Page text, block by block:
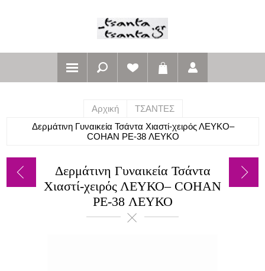
Αρχική
ΤΣΑΝΤΕΣ
Δερμάτινη Γυναικεία Τσάντα Χιαστί-χειρός ΛΕΥΚΟ–
COHAN PE-38 ΛΕΥΚΟ
Δερμάτινη Γυναικεία Τσάντα
Χιαστί-χειρός ΛΕΥΚΟ– COHAN
PE-38 ΛΕΥΚΟ